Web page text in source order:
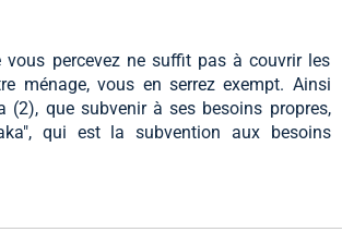
percevez ne suffit pas à couvrir les
ménage, vous en serrez exempt. Ainsi
(2), que subvenir à ses besoins propres,
qui est la subvention aux besoins